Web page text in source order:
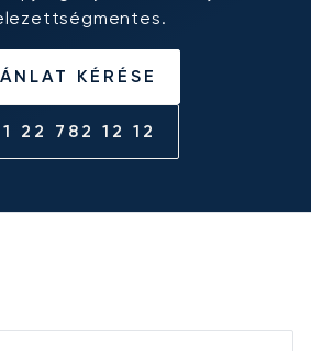
KÉRÉSE
22 782 12 12